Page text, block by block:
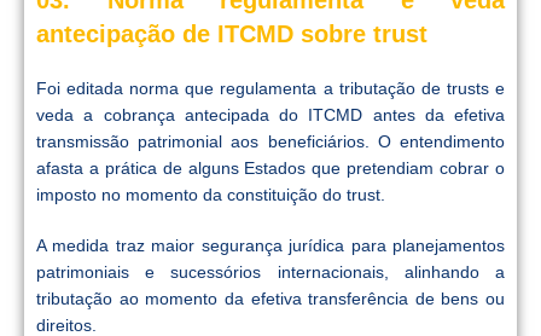
antecipação de ITCMD sobre trust
Foi editada norma que regulamenta a tributação de trusts e
veda a cobrança antecipada do ITCMD antes da efetiva
transmissão patrimonial aos beneficiários. O entendimento
afasta a prática de alguns Estados que pretendiam cobrar o
imposto no momento da constituição do trust.
A medida traz maior segurança jurídica para planejamentos
patrimoniais e sucessórios internacionais, alinhando a
tributação ao momento da efetiva transferência de bens ou
direitos.